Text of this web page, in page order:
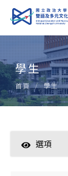
學生
首頁 學生
選項